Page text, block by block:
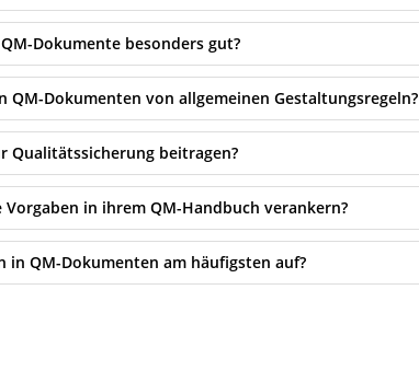
Dokumente besonders gut?
QM-Dokumenten von allgemeinen Gestaltungsregeln?
Qualitätssicherung beitragen?
in ihrem QM-Handbuch verankern?
in QM-Dokumenten am häufigsten auf?